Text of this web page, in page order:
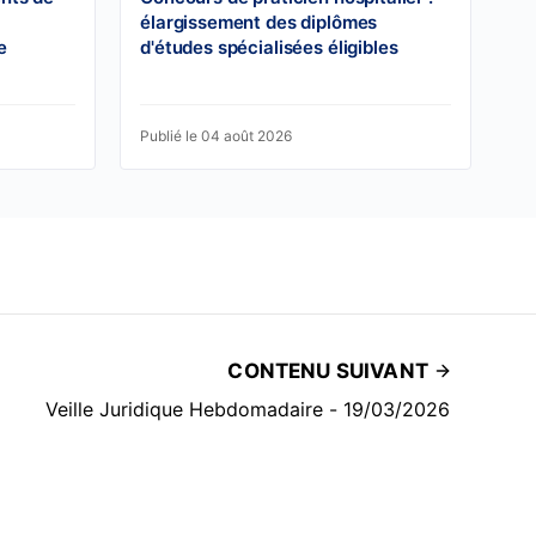
élargissement des diplômes
d'études spécialisées éligibles
Publié le 04 août 2026
CONTENU SUIVANT
Veille Juridique Hebdomadaire - 19/03/2026